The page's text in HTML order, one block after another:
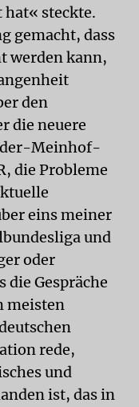
hat« steckte.
gemacht, dass
werden kann,
den
die neuere
Meinhof-
die Probleme
eins meiner
und
oder
die Gespräche
meisten
rede,
und
ist, das in